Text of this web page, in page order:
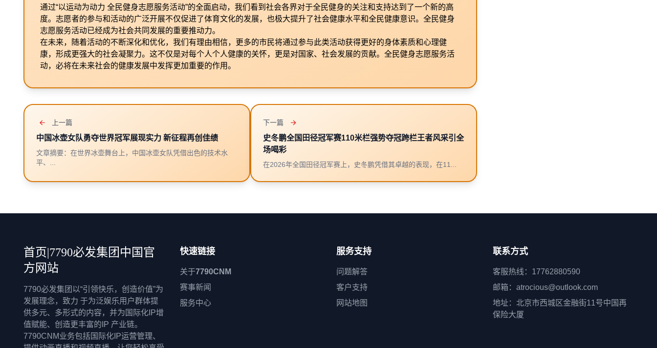
通过“以运动为动力 全民健身志愿服务活动”的全面启动，我们看到社会各界对于全民健身的关注和支持达到了一个新的高
度。志愿者的参与和活动的广泛开展不仅促进了体育文化的发展，也极大提升了社会健康水平和全民健康意识。全民健身
志愿服务活动已经成为社会共同发展的重要推动力。
在未来，随着活动的不断深化和优化，我们有理由相信，更多的市民将通过参与此类活动获得更好的身体素质和心理健
康，形成更强大的社会凝聚力。这不仅是对每个人个人健康的关怀，更是对国家、社会发展的贡献。全民健身志愿服务活
动，必将在未来社会的健康发展中发挥更加重要的作用。
上一篇
中国冰壶女队勇夺世界冠军展现实力 新征程再创佳绩
文章摘要：在世界冰壶舞台上，中国冰壶女队凭借出色的技术水
平、...
下一篇
史冬鹏全国田径冠军赛110米栏强势夺冠跨栏王者风采引全
场喝彩
在2026年全国田径冠军赛上，史冬鹏凭借其卓越的表现，在11...
首页|7790必发集团中国官
方网站
7790必发集团以“引领快乐，创造价值”为
发展理念，致力 于为泛娱乐用户群体提
供多元、多形式的内容，并为国际化IP增
值赋能、创造更丰富的IP 产业链。
7790CNM业务包括国际化IP运营管理、
快速链接
关于7790CNM
赛事新闻
服务中心
服务支持
问题解答
客户支持
网站地图
联系方式
客服热线：17762880590
邮箱：atrocious@outlook.com
地址：北京市西城区金融街11号中国再
保险大厦